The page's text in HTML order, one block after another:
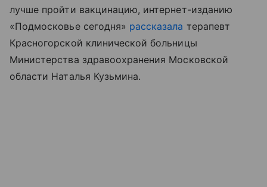
лучше пройти вакцинацию, интернет-изданию
«Подмосковье сегодня» рассказала терапевт
Красногорской клинической больницы
Министерства здравоохранения Московской
области Наталья Кузьмина.